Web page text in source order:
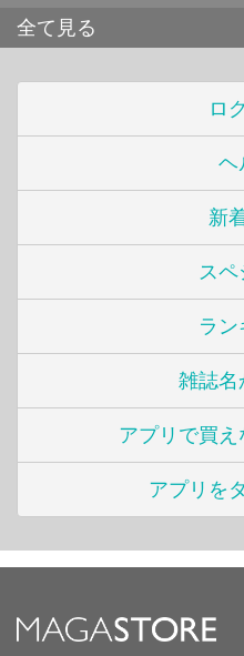
全て見る
ロ
ヘ
新
ス
ラ
雑誌名
アプリで買
アプリを